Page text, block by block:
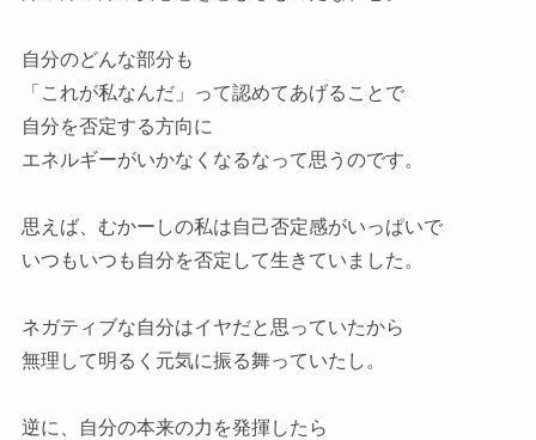
自分のどんな部分も
「これが私なんだ」って認めてあげることで
自分を否定する方向に
エネルギーがいかなくなるなって思うのです。
思えば、むかーしの私は自己否定感がいっぱいで
いつもいつも自分を否定して生きていました。
ネガティブな自分はイヤだと思っていたから
無理して明るく元気に振る舞っていたし。
逆に、自分の本来の力を発揮したら